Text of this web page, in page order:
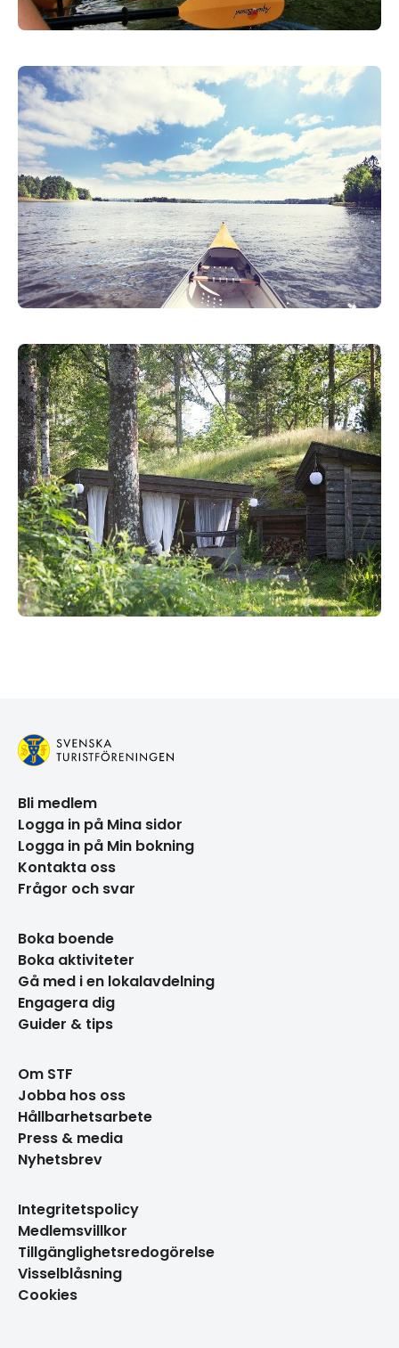
Bli medlem
Logga in på Mina sidor
Logga in på Min bokning
Kontakta oss
Frågor och svar
Boka boende
Boka aktiviteter
Gå med i en lokalavdelning
Engagera dig
Guider & tips
Om STF
Jobba hos oss
Hållbarhetsarbete
Press & media
Nyhetsbrev
Integritetspolicy
Medlemsvillkor
Tillgänglighetsredogörelse
Visselblåsning
Cookies